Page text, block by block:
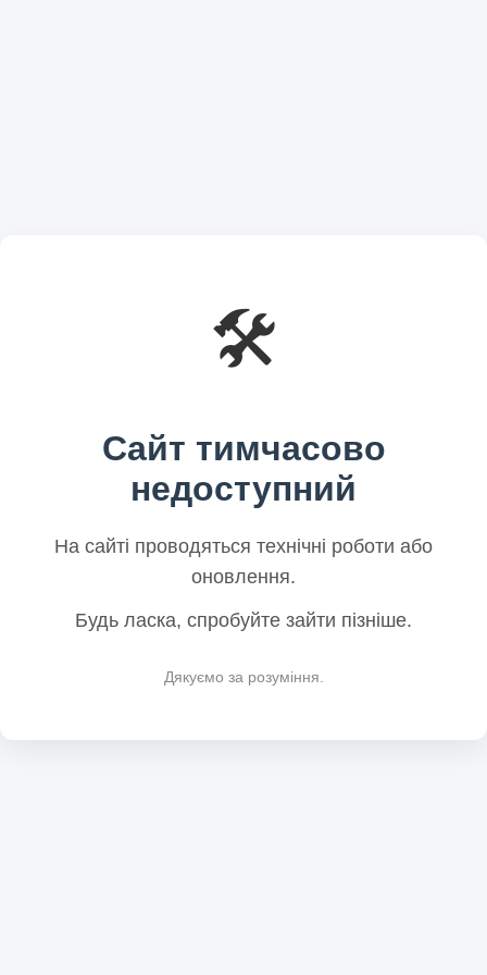
🛠️
Сайт тимчасово
недоступний
На сайті проводяться технічні роботи або
оновлення.
Будь ласка, спробуйте зайти пізніше.
Дякуємо за розуміння.